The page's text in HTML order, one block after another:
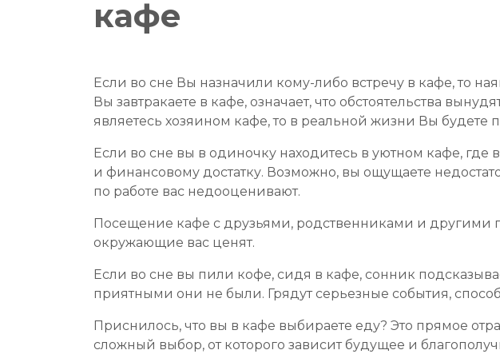
кафе
Если во сне Вы назначили кому-либо встречу в кафе, то
Вы завтракаете в кафе, означает, что обстоятельства
являетесь хозяином кафе, то в реальной жизни Вы будете
Если во сне вы в одиночку находитесь в уютном кафе,
и финансовому достатку. Возможно, вы ощущаете
по работе вас недооценивают.
Посещение кафе с друзьями, родственниками и
окружающие вас ценят.
Если во сне вы пили кофе, сидя в кафе, сонник
приятными они не были. Грядут серьезные события,
Приснилось, что вы в кафе выбираете еду? Это прямое
сложный выбор, от которого зависит будущее и